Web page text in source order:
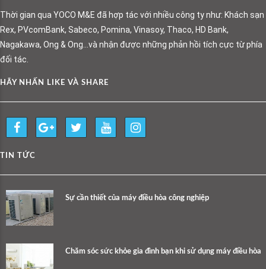
Thời gian qua YOCO M&E đã hợp tác với nhiều công ty như: Khách sạn
Rex, PVcomBank, Sabeco, Pomina, Vinasoy, Thaco, HD Bank,
Nagakawa, Ong & Ong…và nhận được những phản hồi tích cực từ phía
đối tác.
HÃY NHẤN LIKE VÀ SHARE
TIN TỨC
Sự cần thiết của máy điều hòa công nghiệp
Chăm sóc sức khỏe gia đình bạn khi sử dụng máy điều hòa